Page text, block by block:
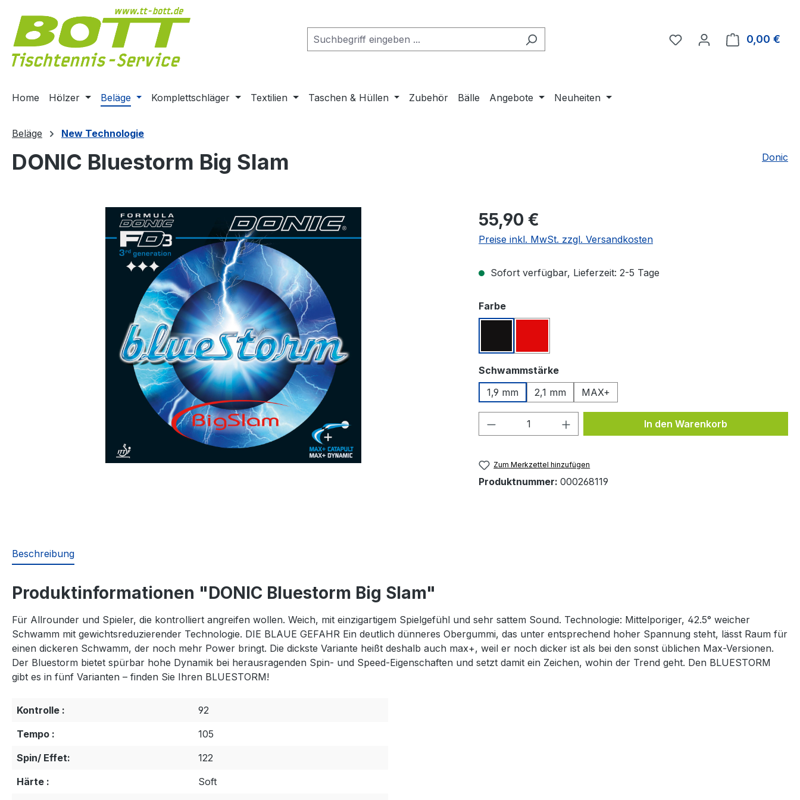
Hauptinhalt springen
Zur Suche springen
Zur Hauptnavigation springen
Du hast 0 Produkte auf
0,00 €
Home Hölzer Beläge Komplettschläger Textilien Taschen & Hüllen Zubehör Bälle Angebote Neuheiten
Beläge New Technologie
DONIC Bluestorm Big Slam Donic
Regulärer Preis:
55,90 €
Preise inkl. MwSt. zzgl. Versandkosten
Sofort verfügbar, Lieferzeit: 2-5 Tage
Farbeauswählen
Schwammstärkeauswählen
1,9 mm
2,1 mm MAX+
Produkt Anzahl: Gib den gewünschten Wert
In den Warenkorb
Zum Merkzettel hinzufügen
Produktnummer: 000268119
Beschreibung
Produktinformationen "DONIC Bluestorm Big Slam"
Für Allrounder und Spieler, die kontrolliert angreifen wollen. Weich, mit einzigartigem Spielgefühl und sehr sattem Sound. Technologie: Mittelporiger, 42.5° weicher
Schwamm mit gewichtsreduzierender Technologie. DIE BLAUE GEFAHR Ein deutlich dünneres Obergummi, das unter entsprechend hoher Spannung steht, lässt Raum für
einen dickeren Schwamm, der noch mehr Power bringt. Die dickste Variante heißt deshalb auch max+, weil er noch dicker ist als bei den sonst üblichen Max-Versionen.
Der Bluestorm bietet spürbar hohe Dynamik bei herausragenden Spin- und Speed-Eigenschaften und setzt damit ein Zeichen, wohin der Trend geht. Den BLUESTORM
gibt es in fünf Varianten – finden Sie Ihren BLUESTORM!
Kontrolle :
92
Tempo :
105
Spin/ Effet:
122
Härte :
Soft